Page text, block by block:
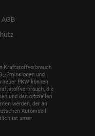
AGB
Kraftstoffverbrauch
2-Emissionen und
PKW können
die
und den offiziellen
werden, der an
Automobil
ist unter